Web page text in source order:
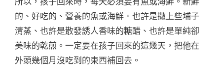
的、好吃的、營養的魚或海鮮。也許是撒上些埔子
清蒸、也許是散發誘人香味的糖醋、也許是單純卻
美味的乾煎。一定要在孩子回來的這幾天，把他在
外頭幾個月沒吃到的東西補回去。